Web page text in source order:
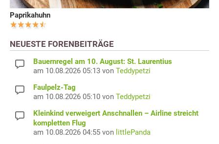
Paprikahuhn
NEUESTE FORENBEITRÄGE
Bauernregel am 10. August: St. Laurentius
am 10.08.2026 05:13 von Teddypetzi
Faulpelz-Tag
am 10.08.2026 05:10 von Teddypetzi
Kleinkind verweigert Anschnallen – Airline streicht
kompletten Flug
am 10.08.2026 04:55 von littlePanda